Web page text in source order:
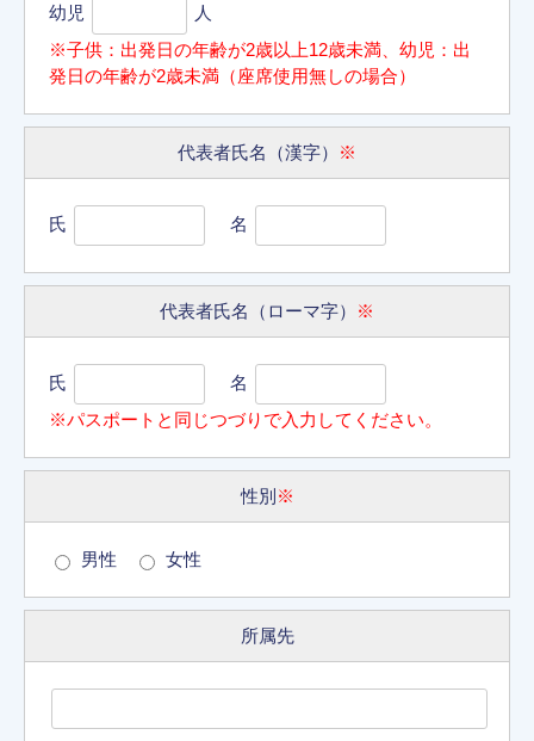
幼児
人
※子供：出発日の年齢が2歳以上12歳未満、幼児：出
発日の年齢が2歳未満（座席使用無しの場合）
代表者氏名（漢字） ※
氏 名
代表者氏名（ローマ字） ※
氏
名
※パスポートと同じつづりで入力してください。
性別 ※
男性 女性
所属先